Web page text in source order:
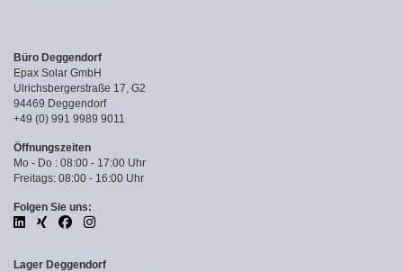
Büro Deggendorf
Epax Solar GmbH
Ulrichsbergerstraße 17, G2
94469 Deggendorf
+49 (0) 991 9989 9011
Öffnungszeiten
Mo - Do : 08:00 - 17:00 Uhr
Freitags: 08:00 - 16:00 Uhr
Folgen Sie uns:
Lager Deggendorf